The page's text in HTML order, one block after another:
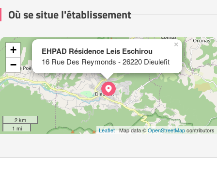
Où se situe l'établissement
EHPAD Résidence Leis Eschirou
16 Rue Des Reymonds - 26220 Dieulefit
×
+
−
2 km
1 mi
Leaflet| Map data ©OpenStreetMapcontributors